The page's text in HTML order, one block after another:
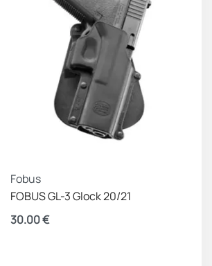
Fobus
FOBUS GL-3 Glock 20/21
30.00€